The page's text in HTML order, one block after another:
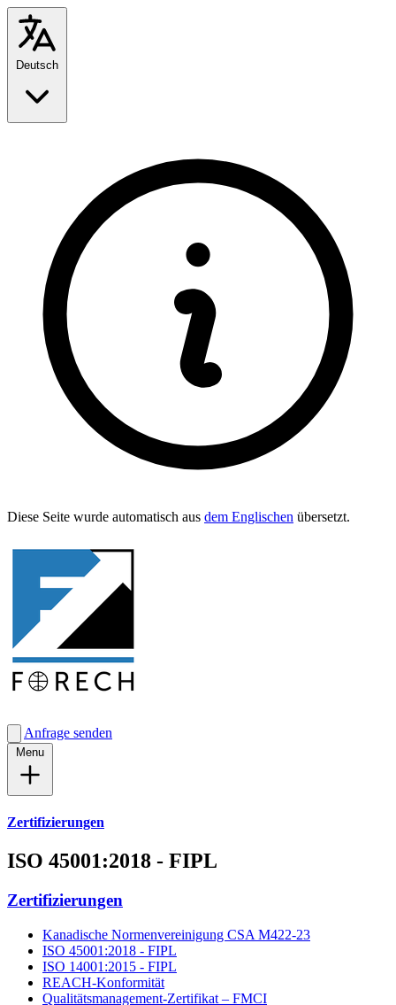
Diese Seite wurde automa­tisch aus dem Englis­chen übersetzt.
Anfrage senden
Zertifizierungen
ISO 45001:2018 - FIPL
Zertifizierungen
Kanadische Normenvereinigung CSA M422-23
ISO 45001:2018 - FIPL
ISO 14001:2015 - FIPL
REACH-Konformität
Qualitätsmanagement-Zertifikat – FMCI